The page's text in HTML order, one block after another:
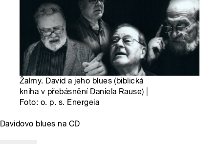
Žalmy. David a jeho blues (biblická
kniha v přebásnění Daniela Rause) |
Foto: o. p. s. Energeia
Davidovo blues na CD